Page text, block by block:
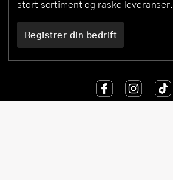
stort sortiment og raske leveranser.
Registrer din bedrift